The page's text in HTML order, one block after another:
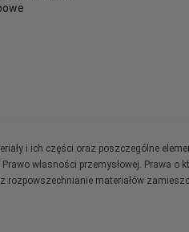
i ich części oraz poszczególne
własności przemysłowej. Prawa
rozpowszechnianie materiałów